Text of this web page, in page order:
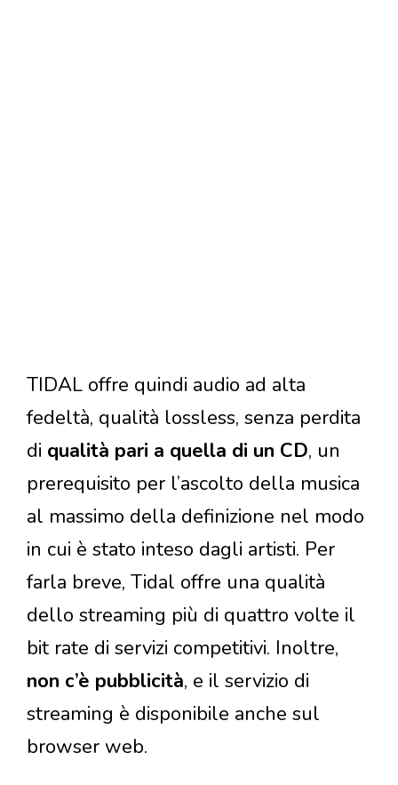
TIDAL offre quindi audio ad alta
fedeltà, qualità lossless, senza perdita
di qualità pari a quella di un CD, un
prerequisito per l’ascolto della musica
al massimo della definizione nel modo
in cui è stato inteso dagli artisti. Per
farla breve, Tidal offre una qualità
dello streaming più di quattro volte il
bit rate di servizi competitivi. Inoltre,
non c’è pubblicità, e il servizio di
streaming è disponibile anche sul
browser web.